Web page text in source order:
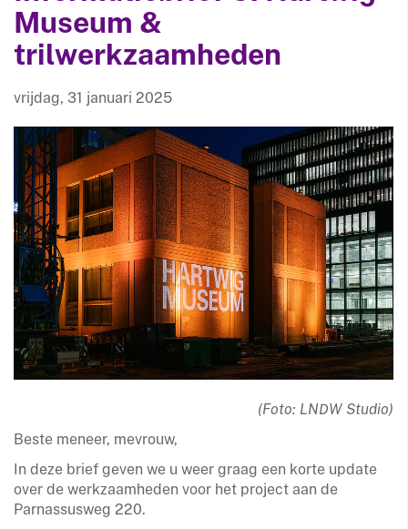
Museum &
trilwerkzaamheden
vrijdag, 31 januari 2025
(Foto: LNDW Studio)
Beste meneer, mevrouw,
In deze brief geven we u weer graag een korte update
over de werkzaamheden voor het project aan de
Parnassusweg 220.